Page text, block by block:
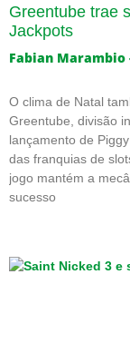
Greentube trae
Jackpots
Fabian Marambio
O clima de Natal
Greentube, divisão
lançamento de
das franquias de
jogo mantém a
sucesso